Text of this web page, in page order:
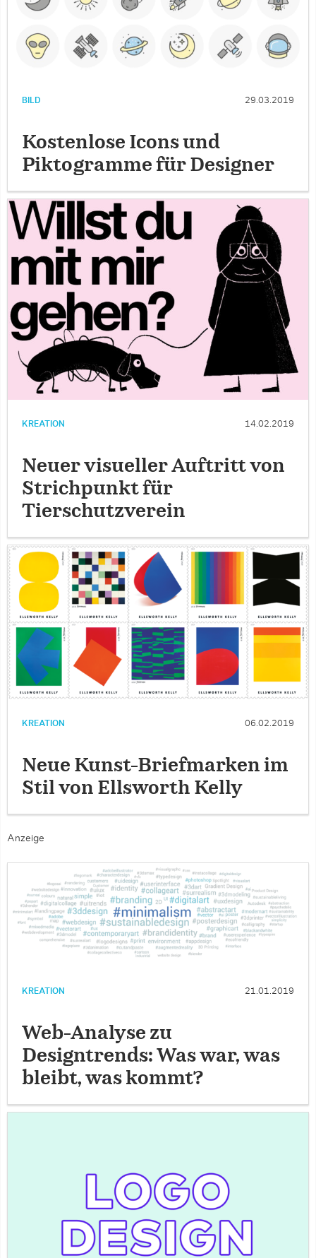
BILD 29.03.2019
Kostenlose Icons und
Piktogramme für Designer
KREATION 14.02.2019
Neuer visueller Auftritt von
Strichpunkt für
Tierschutzverein
KREATION 06.02.2019
Neue Kunst-Briefmarken im
Stil von Ellsworth Kelly
Anzeige
KREATION 21.01.2019
Web-Analyse zu
Designtrends: Was war, was
bleibt, was kommt?